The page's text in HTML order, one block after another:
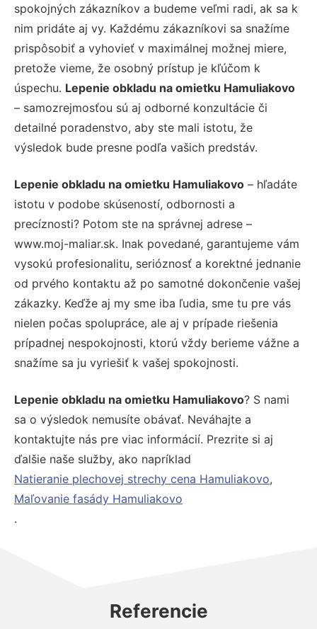
spokojných zákazníkov a budeme veľmi radi, ak sa k
nim pridáte aj vy. Každému zákazníkovi sa snažíme
prispôsobiť a vyhovieť v maximálnej možnej miere,
pretože vieme, že osobný prístup je kľúčom k
úspechu. Lepenie obkladu na omietku Hamuliakovo
– samozrejmosťou sú aj odborné konzultácie či
detailné poradenstvo, aby ste mali istotu, že
výsledok bude presne podľa vašich predstáv.
Lepenie obkladu na omietku Hamuliakovo – hľadáte
istotu v podobe skúseností, odbornosti a
precíznosti? Potom ste na správnej adrese –
www.moj-maliar.sk. Inak povedané, garantujeme vám
vysokú profesionalitu, serióznosť a korektné jednanie
od prvého kontaktu až po samotné dokončenie vašej
zákazky. Keďže aj my sme iba ľudia, sme tu pre vás
nielen počas spolupráce, ale aj v prípade riešenia
prípadnej nespokojnosti, ktorú vždy berieme vážne a
snažíme sa ju vyriešiť k vašej spokojnosti.
Lepenie obkladu na omietku Hamuliakovo? S nami
sa o výsledok nemusíte obávať. Neváhajte a
kontaktujte nás pre viac informácií. Prezrite si aj
ďalšie naše služby, ako napríklad
Natieranie plechovej strechy cena Hamuliakovo,
Maľovanie fasády Hamuliakovo
.
Referencie